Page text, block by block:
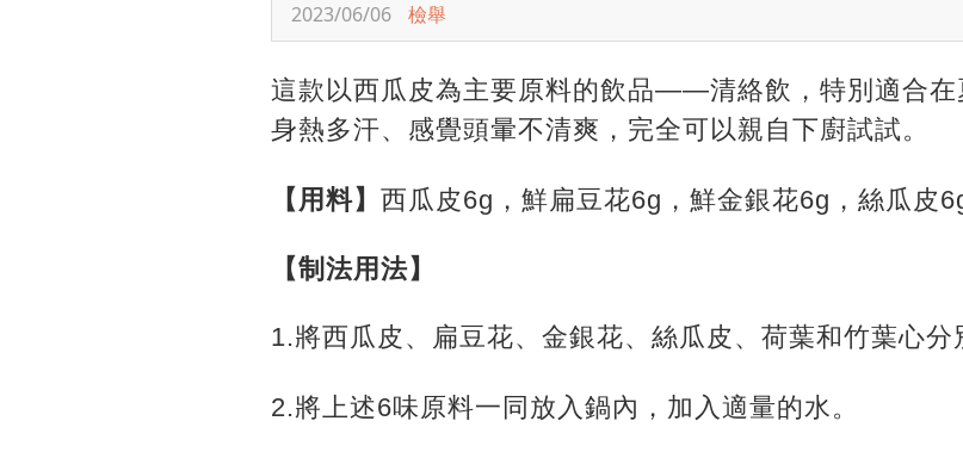
2023/06/06 檢舉
這款以西瓜皮為主要原料的飲品——清絡飲，特別適合在
身熱多汗、感覺頭暈不清爽，完全可以親自下廚試試。
【用料】 西瓜皮6g， 鮮扁豆花6g，鮮金銀花6g，絲瓜皮
【制法用法】
1.將西瓜皮、扁豆花、金銀花、絲瓜皮、荷葉和竹葉心分
2.將上述6味原料一同放入鍋內， 加入適量的水。